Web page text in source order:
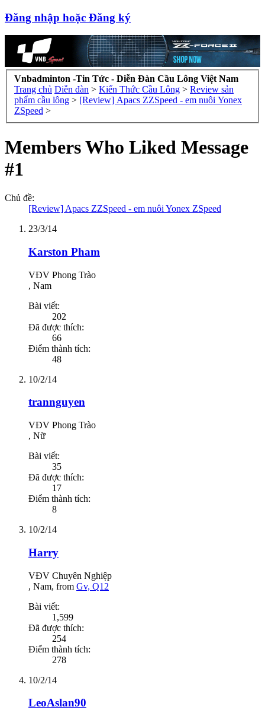
Đăng nhập hoặc Đăng ký
Vnbadminton -Tin Tức - Diễn Đàn Cầu Lông Việt Nam
Trang chủ Diễn đàn > Kiến Thức Cầu Lông > Review sản
phẩm cầu lông > [Review] Apacs ZZSpeed - em nuôi Yonex
ZSpeed >
Members Who Liked Message
#1
Chủ đề:
[Review] Apacs ZZSpeed - em nuôi Yonex ZSpeed
23/3/14
Karston Pham
VĐV Phong Trào
, Nam
Bài viết:
202
Đã được thích:
66
Điểm thành tích:
48
10/2/14
trannguyen
VĐV Phong Trào
, Nữ
Bài viết:
35
Đã được thích:
17
Điểm thành tích:
8
10/2/14
Harry
VĐV Chuyên Nghiệp
, Nam, from Gv, Q12
Bài viết:
1,599
Đã được thích:
254
Điểm thành tích:
278
10/2/14
LeoAslan90